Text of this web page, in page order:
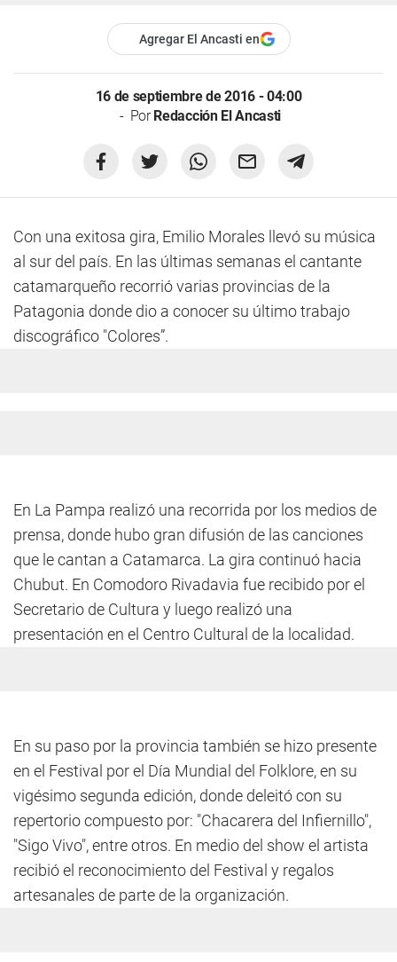
Agregar El Ancasti en
16 de septiembre de 2016 - 04:00
Por Redacción El Ancasti
Con una exitosa gira, Emilio Morales llevó su música
al sur del país. En las últimas semanas el cantante
catamarqueño recorrió varias provincias de la
Patagonia donde dio a conocer su último trabajo
discográfico "Colores”.
En La Pampa realizó una recorrida por los medios de
prensa, donde hubo gran difusión de las canciones
que le cantan a Catamarca. La gira continuó hacia
Chubut. En Comodoro Rivadavia fue recibido por el
Secretario de Cultura y luego realizó una
presentación en el Centro Cultural de la localidad.
En su paso por la provincia también se hizo presente
en el Festival por el Día Mundial del Folklore, en su
vigésimo segunda edición, donde deleitó con su
repertorio compuesto por: "Chacarera del Infiernillo",
"Sigo Vivo", entre otros. En medio del show el artista
recibió el reconocimiento del Festival y regalos
artesanales de parte de la organización.